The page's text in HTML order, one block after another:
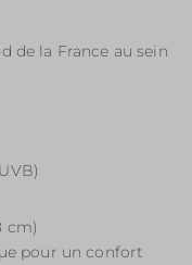
de la France au sein
cm)
pour un confort